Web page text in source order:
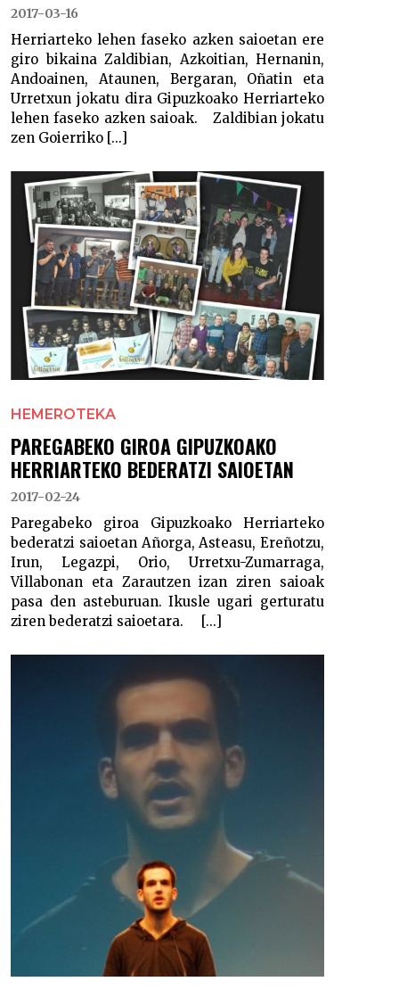
2017-03-16
Herriarteko lehen faseko azken saioetan ere
giro bikaina Zaldibian, Azkoitian, Hernanin,
Andoainen, Ataunen, Bergaran, Oñatin eta
Urretxun jokatu dira Gipuzkoako Herriarteko
lehen faseko azken saioak. Zaldibian jokatu
zen Goierriko [...]
HEMEROTEKA
PAREGABEKO GIROA GIPUZKOAKO
HERRIARTEKO BEDERATZI SAIOETAN
2017-02-24
Paregabeko giroa Gipuzkoako Herriarteko
bederatzi saioetan Añorga, Asteasu, Ereñotzu,
Irun, Legazpi, Orio, Urretxu-Zumarraga,
Villabonan eta Zarautzen izan ziren saioak
pasa den asteburuan. Ikusle ugari gerturatu
ziren bederatzi saioetara. [...]